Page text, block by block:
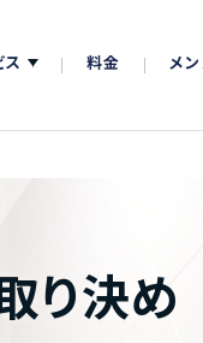
料金 メ
り決め